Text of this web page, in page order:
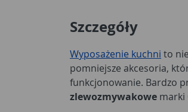
Szczegóły
Wyposażenie kuchni to
pomniejsze akcesoria,
funkcjonowanie. Bardzo
zlewozmywakowe marki